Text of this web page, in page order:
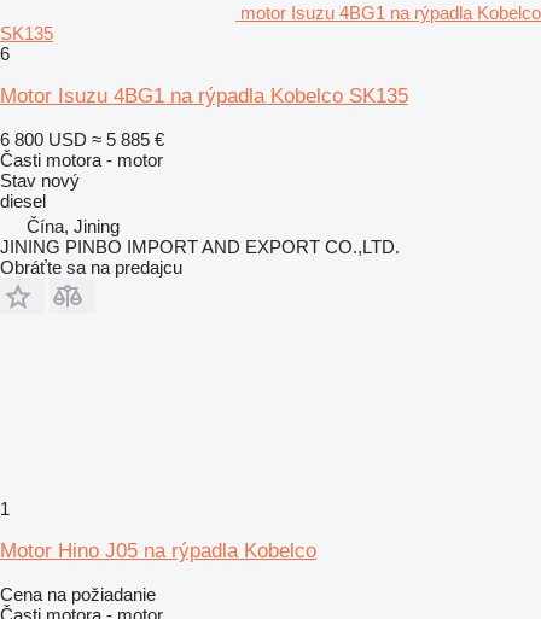
motor Isuzu 4BG1 na rýpadla Kobelco
SK135
6
Motor Isuzu 4BG1 na rýpadla Kobelco SK135
6 800 USD ≈ 5 885 €
Časti motora - motor
Stav nový
diesel
Čína, Jining
JINING PINBO IMPORT AND EXPORT CO.,LTD.
Obráťte sa na predajcu
1
Motor Hino J05 na rýpadla Kobelco
Cena na požiadanie
Časti motora - motor